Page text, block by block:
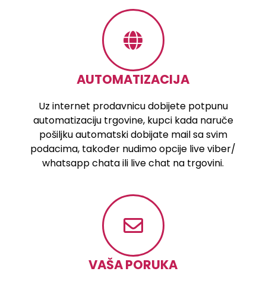
AUTOMATIZACIJA
Uz internet prodavnicu dobijete potpunu
automatizaciju trgovine, kupci kada naruče
pošiljku automatski dobijate mail sa svim
podacima, također nudimo opcije live viber/
whatsapp chata ili live chat na trgovini.
VAŠA PORUKA